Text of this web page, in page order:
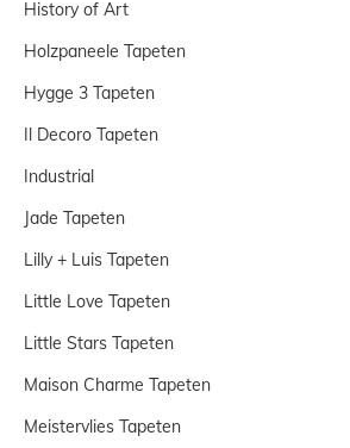
Meistervlies Tapeten
Little Stars Tapeten
Il Decoro Tapeten
History of Art
Industrial
Little Love Tapeten
Maison Charme Tapeten
Holzpaneele Tapeten
Jade Tapeten
Lilly + Luis Tapeten
Hygge 3 Tapeten